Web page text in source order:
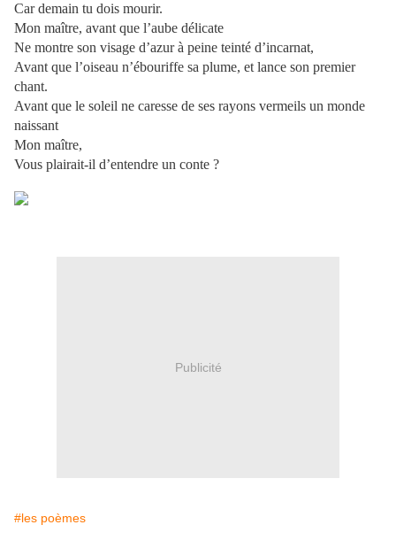
Car demain tu dois mourir.
Mon maître, avant que l’aube délicate
Ne montre son visage d’azur à peine teinté d’incarnat,
Avant que l’oiseau n’ébouriffe sa plume, et lance son premier
chant.
Avant que le soleil ne caresse de ses rayons vermeils un monde
naissant
Mon maître,
Vous plairait-il d’entendre un conte ?
Publicité
#les poèmes